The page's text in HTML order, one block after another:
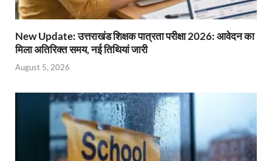
New Update: उत्तराखंड शिक्षक पात्रता परीक्षा 2026: आवेदन का
मिला अतिरिक्त समय, नई तिथियां जारी
August 5, 2026